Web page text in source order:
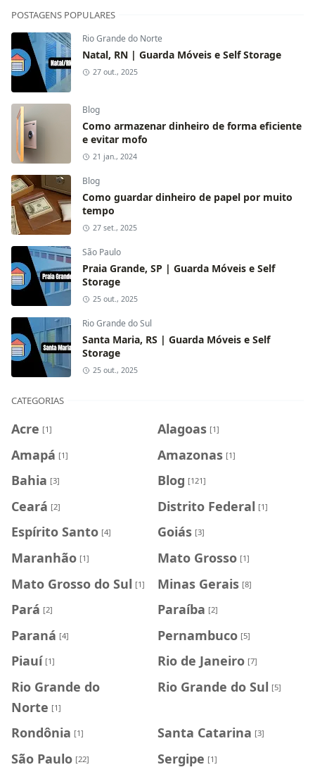
POSTAGENS POPULARES
Rio Grande do Norte
Natal, RN | Guarda Móveis e Self Storage
27 out., 2025
Blog
Como armazenar dinheiro de forma eficiente
e evitar mofo
21 jan., 2024
Blog
Como guardar dinheiro de papel por muito
tempo
27 set., 2025
São Paulo
Praia Grande, SP | Guarda Móveis e Self
Storage
25 out., 2025
Rio Grande do Sul
Santa Maria, RS | Guarda Móveis e Self
Storage
25 out., 2025
CATEGORIAS
Acre [1] Alagoas [1]
Amapá [1] Amazonas [1]
Bahia [3] Blog [121]
Ceará [2] Distrito Federal [1]
Espírito Santo [4] Goiás [3]
Maranhão [1] Mato Grosso [1]
Mato Grosso do Sul [1] Minas Gerais [8]
Pará [2] Paraíba [2]
Paraná [4] Pernambuco [5]
Piauí [1] Rio de Janeiro [7]
Rio Grande do
Norte [1]
Rio Grande do Sul [5]
Rondônia [1] Santa Catarina [3]
São Paulo [22] Sergipe [1]